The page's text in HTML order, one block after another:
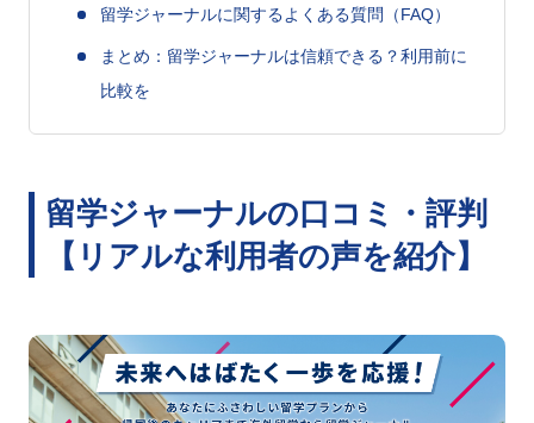
留学ジャーナルに関するよくある質問（FAQ）
まとめ：留学ジャーナルは信頼できる？利用前に
比較を
留学ジャーナルの口コミ・評判
【リアルな利用者の声を紹介】